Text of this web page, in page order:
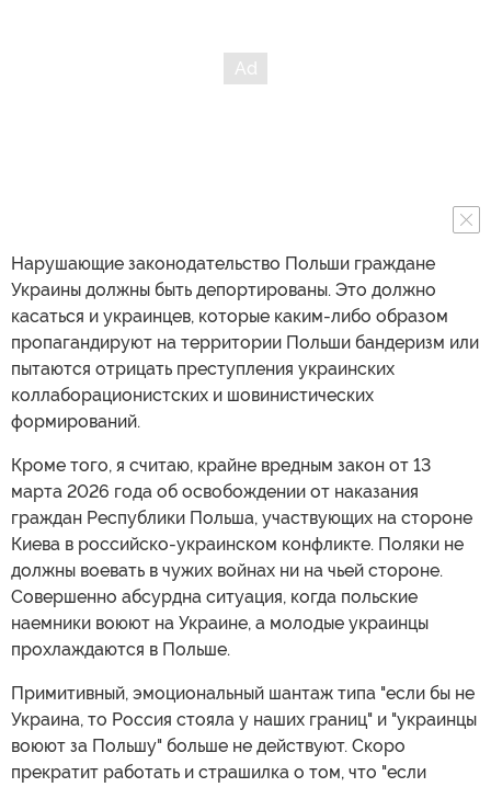
Нарушающие законодательство Польши граждане
Украины должны быть депортированы. Это должно
касаться и украинцев, которые каким-либо образом
пропагандируют на территории Польши бандеризм или
пытаются отрицать преступления украинских
коллаборационистских и шовинистических
формирований.
Кроме того, я считаю, крайне вредным закон от 13
марта 2026 года об освобождении от наказания
граждан Республики Польша, участвующих на стороне
Киева в российско-украинском конфликте. Поляки не
должны воевать в чужих войнах ни на чьей стороне.
Совершенно абсурдна ситуация, когда польские
наемники воюют на Украине, а молодые украинцы
прохлаждаются в Польше.
Примитивный, эмоциональный шантаж типа "если бы не
Украина, то Россия стояла у наших границ" и "украинцы
воюют за Польшу" больше не действуют. Скоро
прекратит работать и страшилка о том, что "если